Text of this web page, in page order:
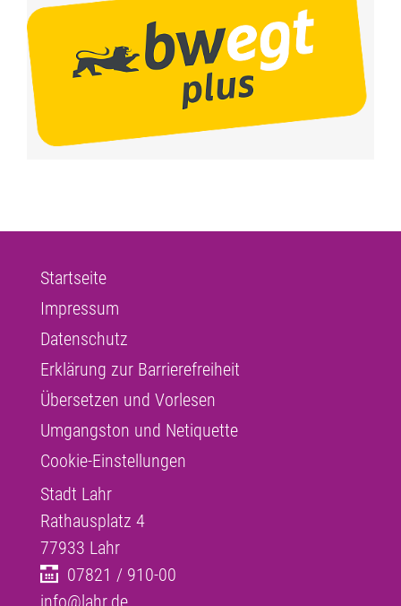
Startseite
Impressum
Datenschutz
Erklärung zur Barrierefreiheit
Übersetzen und Vorlesen
Umgangston und Netiquette
Cookie-Einstellungen
Stadt Lahr
Rathausplatz 4
77933 Lahr
07821 / 910-00
info@lahr.de